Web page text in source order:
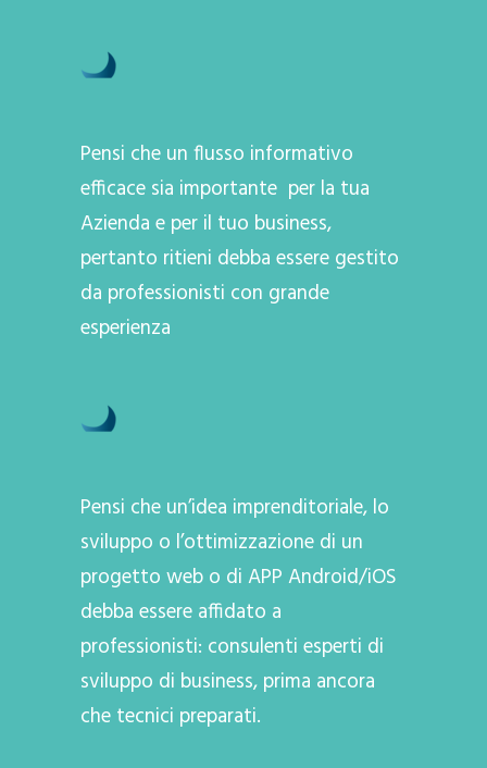
Pensi che un flusso informativo
efficace sia importante per la tua
Azienda e per il tuo business,
pertanto ritieni debba essere gestito
da professionisti con grande
esperienza
Pensi che un’idea imprenditoriale, lo
sviluppo o l’ottimizzazione di un
progetto web o di APP Android/iOS
debba essere affidato a
professionisti: consulenti esperti di
sviluppo di business, prima ancora
che tecnici preparati.